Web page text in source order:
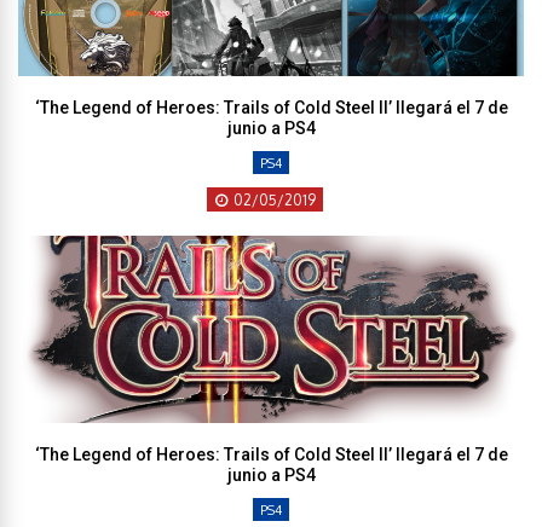
‘The Legend of Heroes: Trails of Cold Steel II’ llegará el 7 de
junio a PS4
PS4
02/05/2019
‘The Legend of Heroes: Trails of Cold Steel II’ llegará el 7 de
junio a PS4
PS4